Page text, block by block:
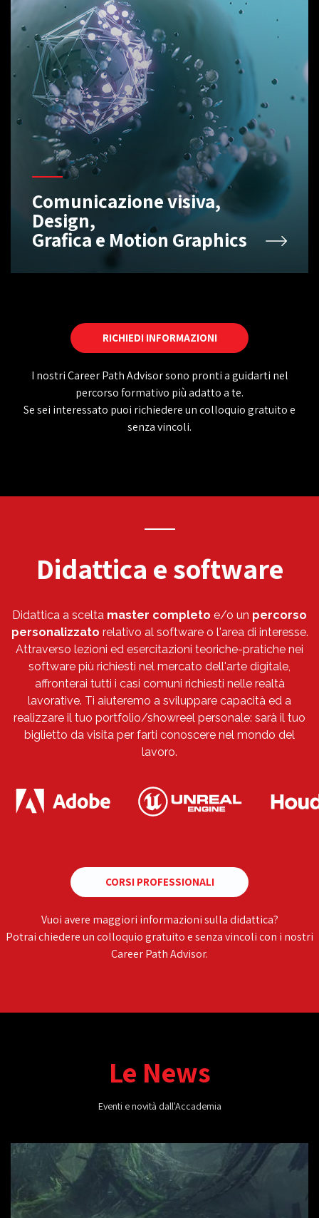
Comunicazione visiva,
Design,
Grafica e Motion Graphics
RICHIEDI INFORMAZIONI
I nostri Career Path Advisor sono pronti a guidarti nel
percorso formativo più adatto a te.
Se sei interessato puoi richiedere un colloquio gratuito e
senza vincoli.
Didattica e software
Didattica a scelta master completo e/o un percorso
personalizzato relativo al software o l'area di interesse.
Attraverso lezioni ed esercitazioni teoriche-pratiche nei
software più richiesti nel mercato dell'arte digitale,
affronterai tutti i casi comuni richiesti nelle realtà
lavorative. Ti aiuteremo a sviluppare capacità ed a
realizzare il tuo portfolio/showreel personale: sarà il tuo
biglietto da visita per farti conoscere nel mondo del
lavoro.
CORSI PROFESSIONALI
Vuoi avere maggiori informazioni sulla didattica?
Potrai chiedere un colloquio gratuito e senza vincoli con i nostri
Career Path Advisor.
Le News
Eventi e novità dall'Accademia